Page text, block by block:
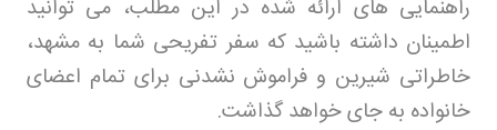
راهنمایی های ارائه شده در این مطلب، می توانید
اطمینان داشته باشید که سفر تفریحی شما به مشهد،
خاطراتی شیرین و فراموش نشدنی برای تمام اعضای
خانواده به جای خواهد گذاشت.